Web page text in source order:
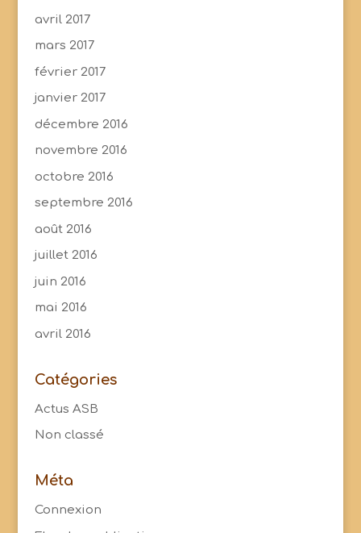
avril 2017
mars 2017
février 2017
janvier 2017
décembre 2016
novembre 2016
octobre 2016
septembre 2016
août 2016
juillet 2016
juin 2016
mai 2016
avril 2016
Catégories
Actus ASB
Non classé
Méta
Connexion